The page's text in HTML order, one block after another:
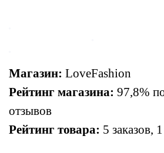
Магазин: LoveFashion
Рейтинг магазина: 97,8%
отзывов
Рейтинг товара: 5 заказов,